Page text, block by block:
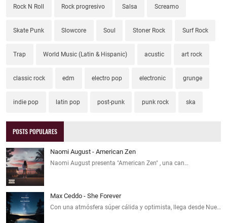
Rock N Roll Rock progresivo Salsa Screamo
Skate Punk Slowcore Soul Stoner Rock Surf Rock
Trap World Music (Latin & Hispanic) acustic art rock
classic rock edm electro pop electronic grunge
indie pop latin pop post-punk punk rock ska
POSTS POPULARES
Naomi August - American Zen
Naomi August presenta "American Zen" , una can…
Max Ceddo - She Forever
Con una atmósfera súper cálida y optimista, llega desde Nue…